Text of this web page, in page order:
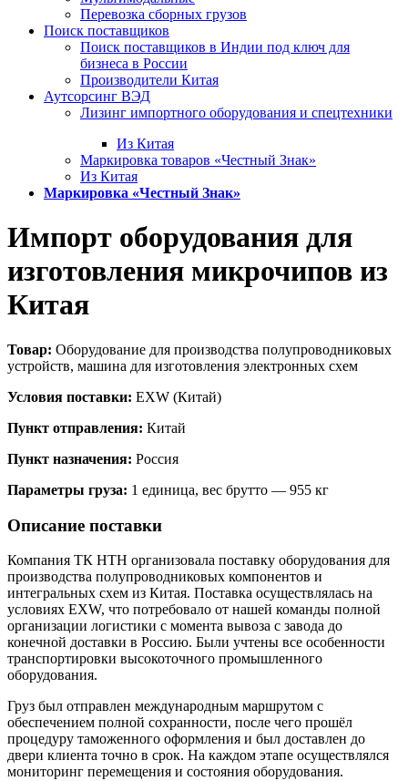
Перевозка сборных грузов
Поиск поставщиков
Поиск поставщиков в Индии под ключ для
бизнеса в России
Производители Китая
Аутсорсинг ВЭД
Лизинг импортного оборудования и спецтехники
Из Китая
Маркировка товаров «Честный Знак»
Из Китая
Маркировка «Честный Знак»
Импорт оборудования для
изготовления микрочипов из
Китая
Товар: Оборудование для производства полупроводниковых
устройств, машина для изготовления электронных схем
Условия поставки: EXW (Китай)
Пункт отправления: Китай
Пункт назначения: Россия
Параметры груза: 1 единица, вес брутто — 955 кг
Описание поставки
Компания ТК НТН организовала поставку оборудования для
производства полупроводниковых компонентов и
интегральных схем из Китая. Поставка осуществлялась на
условиях EXW, что потребовало от нашей команды полной
организации логистики с момента вывоза с завода до
конечной доставки в Россию. Были учтены все особенности
транспортировки высокоточного промышленного
оборудования.
Груз был отправлен международным маршрутом с
обеспечением полной сохранности, после чего прошёл
процедуру таможенного оформления и был доставлен до
двери клиента точно в срок. На каждом этапе осуществлялся
мониторинг перемещения и состояния оборудования.